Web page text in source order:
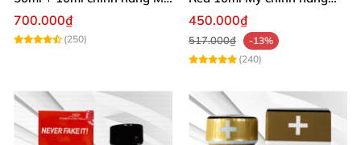
tăng khoái cảm mạnh mẽ
an toàn
700.000₫
(250)
PWD
450.000₫
517.000₫
-13%
(240)